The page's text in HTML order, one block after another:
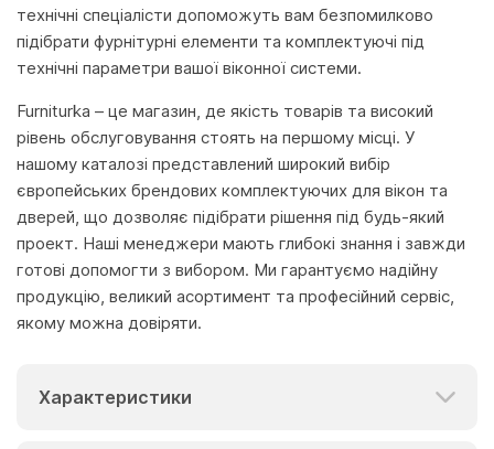
технічні спеціалісти допоможуть вам безпомилково
підібрати фурнітурні елементи та комплектуючі під
технічні параметри вашої віконної системи.
Furniturka – це магазин, де якість товарів та високий
рівень обслуговування стоять на першому місці. У
нашому каталозі представлений широкий вибір
європейських брендових комплектуючих для вікон та
дверей, що дозволяє підібрати рішення під будь-який
проект. Наші менеджери мають глибокі знання і завжди
готові допомогти з вибором. Ми гарантуємо надійну
продукцію, великий асортимент та професійний сервіс,
якому можна довіряти.
Характеристики